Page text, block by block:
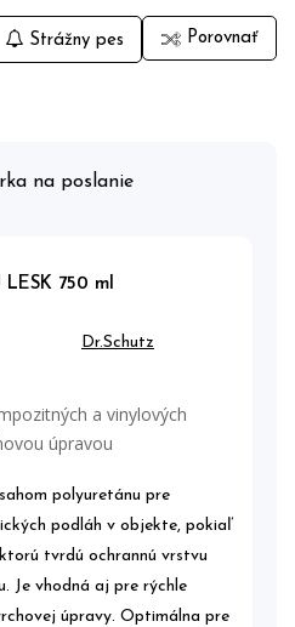
Strážny pes Porovnať
na poslanie
LESK 750 ml
Dr.Schutz
a vinylových
úpravou
polyuretánu pre
podláh v objekte, pokiaľ
tvrdú ochrannú vrstvu
Je vhodná aj pre rýchle
úpravy. Optimálna pre